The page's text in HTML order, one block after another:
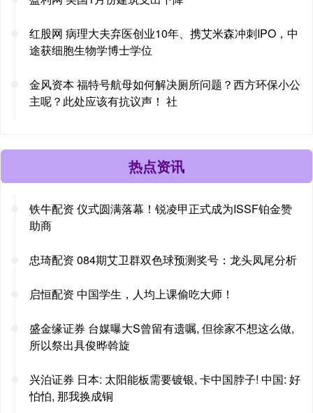
红股网 病理大夫弃医创业10年、携艾米森冲刺IPO，中
途获细胞生物学博士学位
金风资本 福特号航母如何解决厕所问题？西方环保小公
主呢？此处应该有抗议声！ 社
热点资讯
铁牛配资 仪式圆满落幕！锐凌甲正式成为ISSF铂金赞
助商
忠琦配资 084期艾卫群双色球预测奖号：龙头凤尾分析
启恒配资 中国学生，人均上课偷吃大师！
盛金缘证券 台媒曝大S曾留有遗嘱, 但徐家不想这么做,
所以祭出具俊晔斡旋
兴泊证券 日本: 太阳能板需要镀银, 卡中国脖子! 中国: 好
怕怕, 那我换成铜